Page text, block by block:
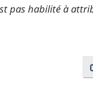
pas habilité à